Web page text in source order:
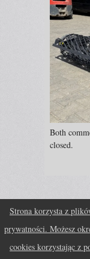
Both
closed.
Fruitful theme
Strona korzysta z
prywatności. Możesz
cookies korzystając z